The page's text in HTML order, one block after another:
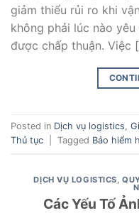
giảm thiểu rủi ro khi
không phải lúc nào
được chấp thuận. Việc
Posted in Dịch vụ logistics
Thủ tục
Tagged Bảo hiểm
DỊCH VỤ LOGISTICS ,
Các Yếu Tố